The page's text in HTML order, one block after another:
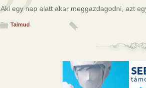
Aki egy nap alatt akar meggazdagodni, azt
Talmud